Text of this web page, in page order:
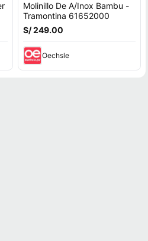
Molinillo De A/Inox Bambu -
Tramontina 61652000
S/ 249.00
Oechsle